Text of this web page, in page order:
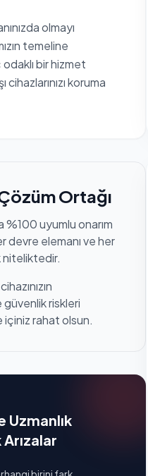
olmayı
temeline
bir hizmet
koruma
Ortağı
%100 uyumlu onarım
devre elemanı ve her
niteliktedir.
güvenlik riskleri
içiniz rahat olsun.
Uzmanlık